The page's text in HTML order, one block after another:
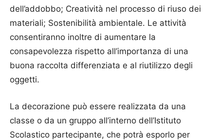
dell’addobbo; Creatività nel processo di riuso dei
materiali; Sostenibilità ambientale. Le attività
consentiranno inoltre di aumentare la
consapevolezza rispetto all’importanza di una
buona raccolta differenziata e al riutilizzo degli
oggetti.
La decorazione può essere realizzata da una
classe o da un gruppo all’interno dell’Istituto
Scolastico partecipante, che potrà esporlo per